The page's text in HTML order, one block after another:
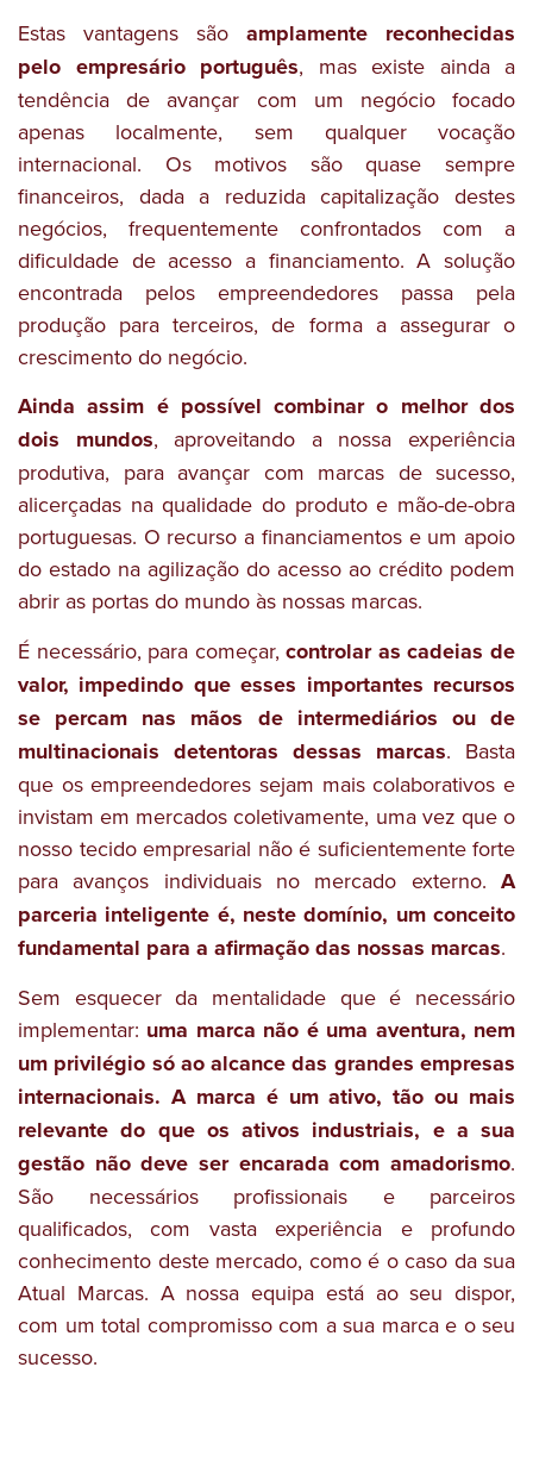
Estas vantagens são amplamente reconhecidas
pelo empresário português, mas existe ainda a
tendência de avançar com um negócio focado
apenas localmente, sem qualquer vocação
internacional. Os motivos são quase sempre
financeiros, dada a reduzida capitalização destes
negócios, frequentemente confrontados com a
dificuldade de acesso a financiamento. A solução
encontrada pelos empreendedores passa pela
produção para terceiros, de forma a assegurar o
crescimento do negócio.
Ainda assim é possível combinar o melhor dos
dois mundos, aproveitando a nossa experiência
produtiva, para avançar com marcas de sucesso,
alicerçadas na qualidade do produto e mão-de-obra
portuguesas. O recurso a financiamentos e um apoio
do estado na agilização do acesso ao crédito podem
abrir as portas do mundo às nossas marcas.
É necessário, para começar,controlar as cadeias de
valor, impedindo que esses importantes recursos
se percam nas mãos de intermediários ou de
multinacionais detentoras dessas marcas. Basta
que os empreendedores sejam mais colaborativos e
invistam em mercados coletivamente, uma vez que o
nosso tecido empresarial não é suficientemente forte
para avanços individuais no mercado externo. A
parceria inteligente é, neste domínio, um conceito
fundamental para a afirmação das nossas marcas.
Sem esquecer da mentalidade que é necessário
implementar: uma marca não é uma aventura, nem
um privilégio só ao alcance das grandes empresas
internacionais. A marca é um ativo, tão ou mais
relevante do que os ativos industriais, e a sua
gestão não deve ser encarada com amadorismo.
São necessários profissionais e parceiros
qualificados, com vasta experiência e profundo
conhecimento deste mercado, como é o caso da sua
Atual Marcas. A nossa equipa está ao seu dispor,
com um total compromisso com a sua marca e o seu
sucesso.